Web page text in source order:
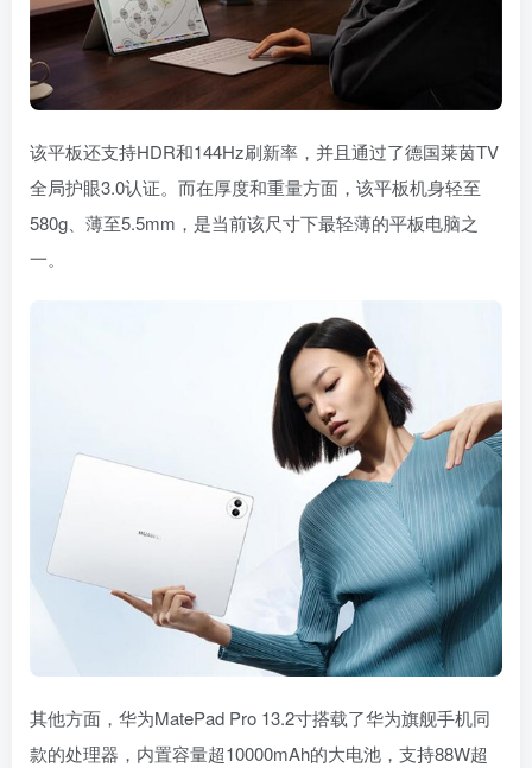
该平板还支持HDR和144Hz刷新率，并且通过了德国莱茵TV
全局护眼3.0认证。而在厚度和重量方面，该平板机身轻至
580g、薄至5.5mm，是当前该尺寸下最轻薄的平板电脑之
一。
其他方面，华为MatePad Pro 13.2寸搭载了华为旗舰手机同
款的处理器，内置容量超10000mAh的大电池，支持88W超